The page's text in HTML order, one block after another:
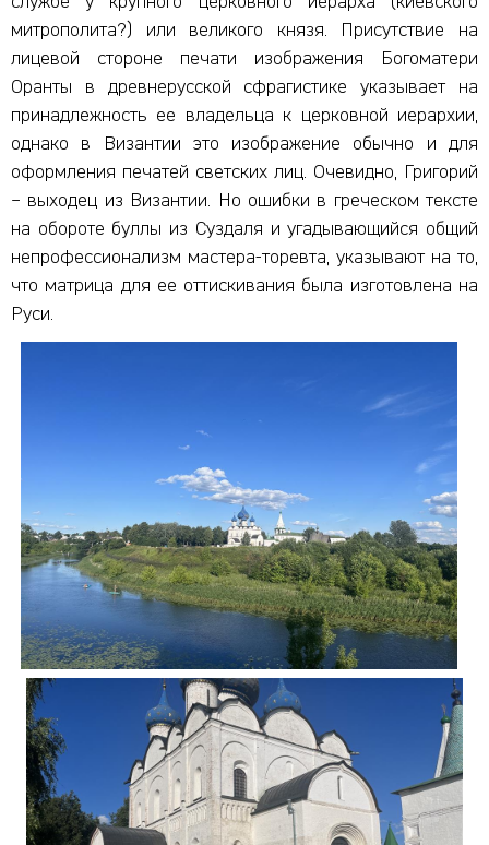
митрополита?) или великого князя. Присутствие на
лицевой стороне печати изображения Богоматери
Оранты в древнерусской сфрагистике указывает на
принадлежность ее владельца к церковной иерархии,
однако в Византии это изображение обычно и для
оформления печатей светских лиц. Очевидно, Григорий
– выходец из Византии. Но ошибки в греческом тексте
на обороте буллы из Суздаля и угадывающийся общий
непрофессионализм мастера-торевта, указывают на то,
что матрица для ее оттискивания была изготовлена на
Руси.